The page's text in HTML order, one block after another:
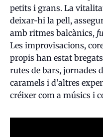
petits i grans. La
deixar-hi la pell,
amb ritmes balcànics,
Les improvisacions,
propis han estat
rutes de bars, jornades
caramels i d’altres
créixer com a músics i